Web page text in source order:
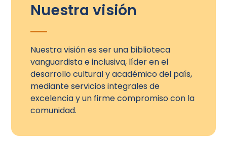
Nuestra visión
Nuestra visión es ser una biblioteca
vanguardista e inclusiva, líder en el
desarrollo cultural y académico del país,
mediante servicios integrales de
excelencia y un firme compromiso con la
comunidad.